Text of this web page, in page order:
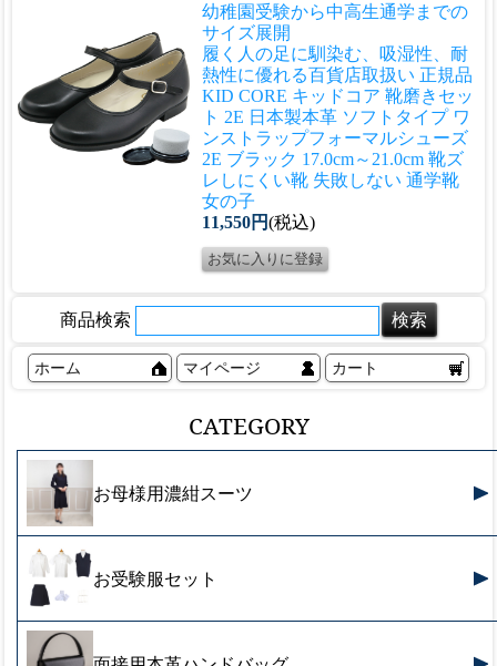
幼稚園受験から中高生通学までの
サイズ展開
履く人の足に馴染む、吸湿性、耐
熱性に優れる百貨店取扱い 正規品
KID CORE キッドコア 靴磨きセッ
ト 2E 日本製本革 ソフトタイプ ワ
ンストラップフォーマルシューズ
2E ブラック 17.0cm～21.0cm 靴ズ
レしにくい靴 失敗しない 通学靴
女の子
11,550円(税込)
商品検索
ホーム マイページ カート
CATEGORY
お母様用濃紺スーツ
お受験服セット